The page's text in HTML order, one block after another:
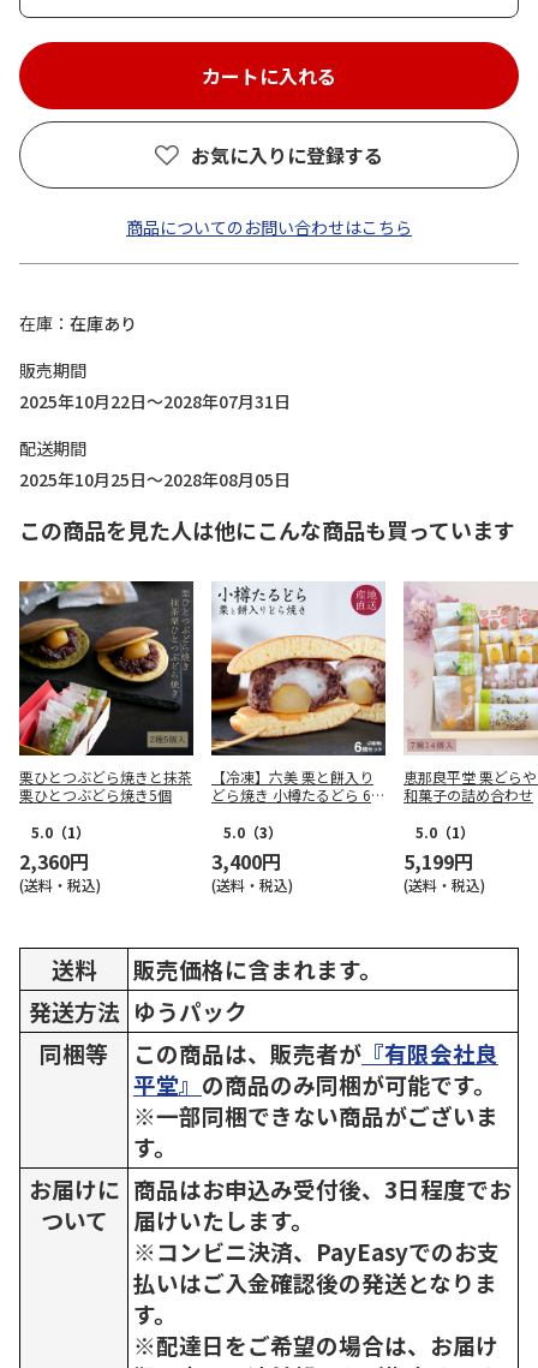
お気に入りに登録する
商品についてのお問い合わせはこちら
在庫
在庫あり
販売期間
2025年10月22日～2028年07月31日
配送期間
2025年10月25日～2028年08月05日
この商品を見た人は他にこんな商品も買っています
栗ひとつぶどら焼きと抹茶
栗ひとつぶどら焼き5個
5.0 （1）
2,360円
(送料・税込)
【冷凍】六美 栗と餅入り
どら焼き 小樽たるどら 6個
5.0 （3）
3,400円
(送料・税込)
恵那良平堂 栗どら
和菓子の詰め合わせ
5.0 （1）
5,199円
(送料・税込)
送料
販売価格に含まれます。
発送方法 ゆうパック
同梱等
この商品は、販売者が 『有限会社良
平堂』 の商品のみ同梱が可能です。
※一部同梱できない商品がございま
す。
お届けに
ついて
商品はお申込み受付後、3日程度でお
届けいたします。
※コンビニ決済、PayEasyでのお支
払いはご入金確認後の発送となりま
す。
※配達日をご希望の場合は、お届け